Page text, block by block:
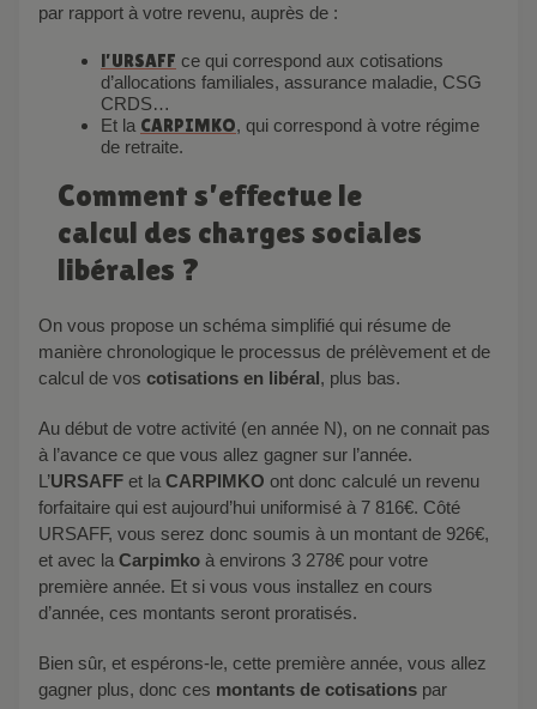
par rapport à votre revenu, auprès de :
l’URSAFF ce qui correspond aux cotisations
d’allocations familiales, assurance maladie, CSG
CRDS…
Et la CARPIMKO, qui correspond à votre régime
de retraite.
Comment s’effectue le
calcul des charges sociales
libérales ?
On vous propose un schéma simplifié qui résume de
manière chronologique le processus de prélèvement et de
calcul de vos cotisations en libéral, plus bas.
Au début de votre activité (en année N), on ne connait pas
à l’avance ce que vous allez gagner sur l’année.
L’URSAFF et la CARPIMKO ont donc calculé un revenu
forfaitaire qui est aujourd’hui uniformisé à 7 816€. Côté
URSAFF, vous serez donc soumis à un montant de 926€,
et avec la Carpimko à environs 3 278€ pour votre
première année. Et si vous vous installez en cours
d’année, ces montants seront proratisés.
Bien sûr, et espérons-le, cette première année, vous allez
gagner plus, donc ces montants de cotisations par